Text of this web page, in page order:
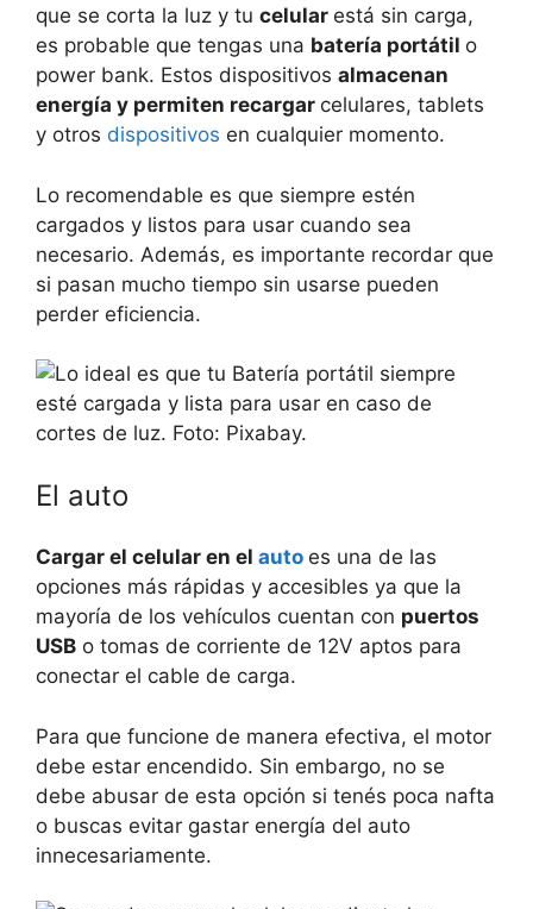
que se corta la luz y tu celular está sin carga,
es probable que tengas una batería portátil o
power bank. Estos dispositivos almacenan
energía y permiten recargar celulares, tablets
y otros dispositivos en cualquier momento.
Lo recomendable es que siempre estén
cargados y listos para usar cuando sea
necesario. Además, es importante recordar que
si pasan mucho tiempo sin usarse pueden
perder eficiencia.
El auto
Cargar el celular en el auto es una de las
opciones más rápidas y accesibles ya que la
mayoría de los vehículos cuentan con puertos
USB o tomas de corriente de 12V aptos para
conectar el cable de carga.
Para que funcione de manera efectiva, el motor
debe estar encendido. Sin embargo, no se
debe abusar de esta opción si tenés poca nafta
o buscas evitar gastar energía del auto
innecesariamente.